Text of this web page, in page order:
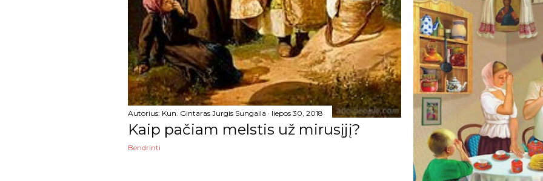
spalio
rugsėjo
rugpjūčio
liepos
birželio
gegužės
Autorius: Kun. Gintaras Jurgis Sungaila liepos 30, 2018
Kaip pačiam melstis už mirusįjį?
Bendrinti